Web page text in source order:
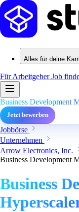
Alles für deine
Für ArbeitgeberJob
Business Development
Jetzt bewerben
Jobbörse
Unternehmen
Arrow Electronics, Inc.
Business Development
Business